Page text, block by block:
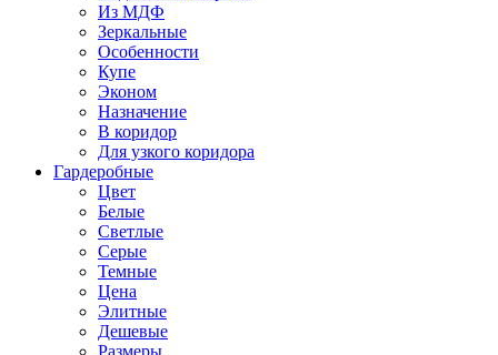
Из МДФ
Зеркальные
Особенности
Купе
Эконом
Назначение
В коридор
Для узкого коридора
Гардеробные
Цвет
Белые
Светлые
Серые
Темные
Цена
Элитные
Дешевые
Размеры